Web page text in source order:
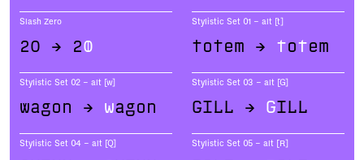
Slash Zero
20 → 20
Stylistic Set 01 – alt [t]
totem → totem
Stylistic Set 02 – alt [w]
wagon → wagon
Stylistic Set 03 – alt [G]
GILL → GILL
Stylistic Set 04 – alt [Q] Stylistic Set 05 – alt [R]